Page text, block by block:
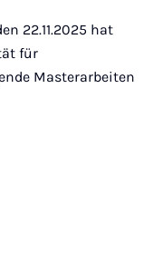
22.11.2025 hat
für
Masterarbeiten